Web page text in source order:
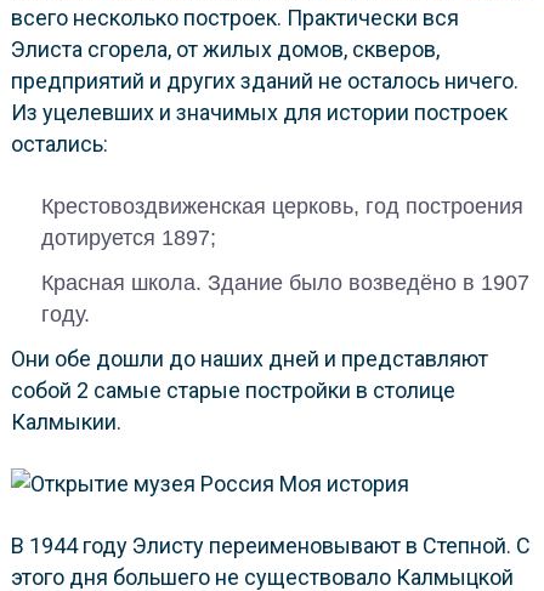
всего несколько построек. Практически вся
Элиста сгорела, от жилых домов, скверов,
предприятий и других зданий не осталось ничего.
Из уцелевших и значимых для истории построек
остались:
Крестовоздвиженская церковь, год построения
дотируется 1897;
Красная школа. Здание было возведёно в 1907
году.
Они обе дошли до наших дней и представляют
собой 2 самые старые постройки в столице
Калмыкии.
В 1944 году Элисту переименовывают в Степной. С
этого дня большего не существовало Калмыцкой